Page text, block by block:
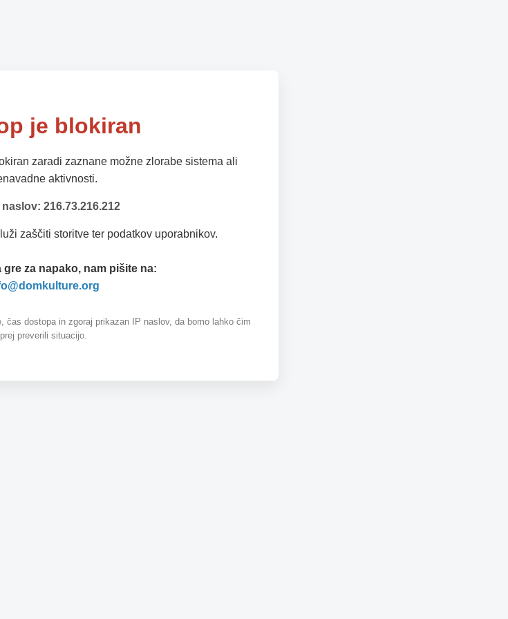
je blokiran
zaradi zaznane možne zlorabe sistema ali
aktivnosti.
naslov: 216.73.216.212
zaščiti storitve ter podatkov uporabnikov.
gre za napako, nam pišite na:
čas dostopa in zgoraj prikazan IP naslov, da bomo lahko čim
prej preverili situacijo.